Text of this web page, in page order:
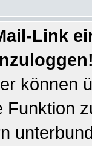
Link
können
Funktion